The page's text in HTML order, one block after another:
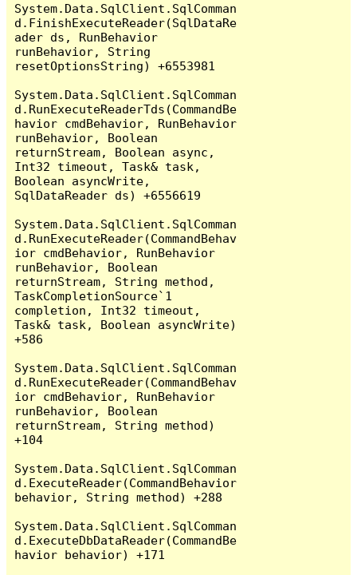
System.Data.SqlClient.SqlComman
d.FinishExecuteReader(SqlDataRe
ader ds, RunBehavior
runBehavior, String
resetOptionsString) +6553981
System.Data.SqlClient.SqlComman
d.RunExecuteReaderTds(CommandBe
havior cmdBehavior, RunBehavior
runBehavior, Boolean
returnStream, Boolean async,
Int32 timeout, Task& task,
Boolean asyncWrite,
SqlDataReader ds) +6556619
System.Data.SqlClient.SqlComman
d.RunExecuteReader(CommandBehav
ior cmdBehavior, RunBehavior
runBehavior, Boolean
returnStream, String method,
TaskCompletionSource`1
completion, Int32 timeout,
Task& task, Boolean asyncWrite)
+586
System.Data.SqlClient.SqlComman
d.RunExecuteReader(CommandBehav
ior cmdBehavior, RunBehavior
runBehavior, Boolean
returnStream, String method)
+104
System.Data.SqlClient.SqlComman
d.ExecuteReader(CommandBehavior
behavior, String method) +288
System.Data.SqlClient.SqlComman
d.ExecuteDbDataReader(CommandBe
havior behavior) +171